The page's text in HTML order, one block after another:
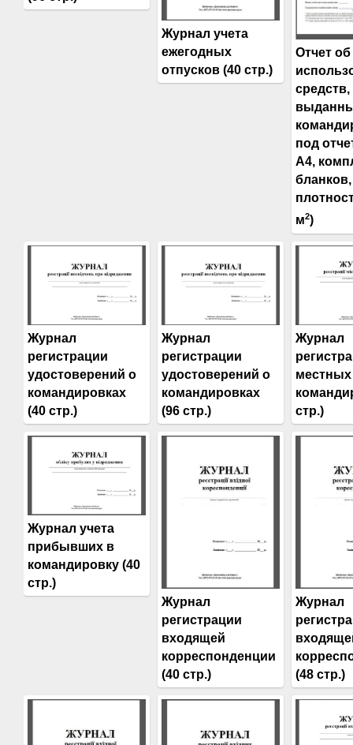
Журнал учета
ежегодных
отпусков (40 стр.)
Отчет об
средств,
под
А4,
м2)
Журнал
регистрации
удостоверений о
командировках
(40 стр.)
Журнал
регистрации
удостоверений о
командировках
(96 стр.)
Журнал
местных
стр.)
Журнал учета
прибывших в
командировку (40
стр.)
Журнал
регистрации
входящей
корреспонденции
(40 стр.)
Журнал
(48 стр.)